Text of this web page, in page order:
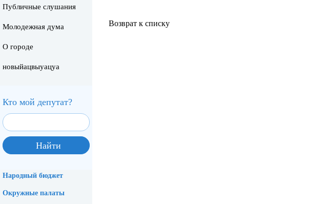
Публичные слушания
Молодежная дума
О городе
новыйацвыуацуа
Кто мой депутат?
Народный бюджет
Окружные палаты
Возврат к списку